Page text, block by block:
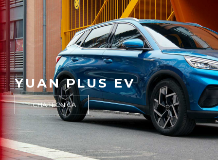
YUAN PLUS EV
FICHA TÉCNICA